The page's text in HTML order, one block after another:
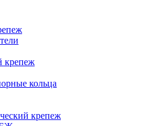
крепеж
кольца
крепеж